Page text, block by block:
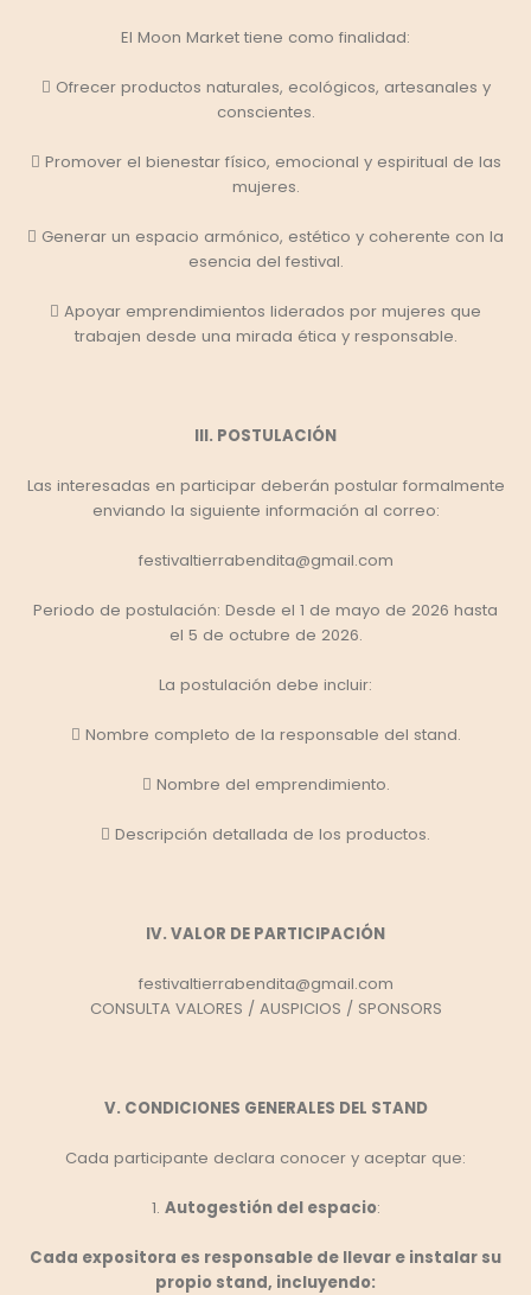
El Moon Market tiene como finalidad:
 Ofrecer productos naturales, ecológicos, artesanales y
conscientes.
 Promover el bienestar físico, emocional y espiritual de las
mujeres.
 Generar un espacio armónico, estético y coherente con la
esencia del festival.
 Apoyar emprendimientos liderados por mujeres que
trabajen desde una mirada ética y responsable.
III. POSTULACIÓN
Las interesadas en participar deberán postular formalmente
enviando la siguiente información al correo:
festivaltierrabendita@gmail.com
Periodo de postulación: Desde el 1 de mayo de 2026 hasta
el 5 de octubre de 2026.
La postulación debe incluir:
 Nombre completo de la responsable del stand.
 Nombre del emprendimiento.
 Descripción detallada de los productos.
IV. VALOR DE PARTICIPACIÓN
festivaltierrabendita@gmail.com
CONSULTA VALORES / AUSPICIOS / SPONSORS
V. CONDICIONES GENERALES DEL STAND
Cada participante declara conocer y aceptar que:
1. Autogestión del espacio:
Cada expositora es responsable de llevar e instalar su
propio stand, incluyendo: